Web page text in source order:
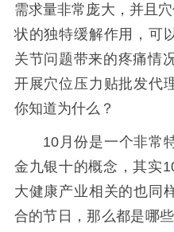
需求量非常庞大，并且
状的独特缓解作用，可
关节问题带来的疼痛情
开展穴位压力贴批发代
你知道为什么？
10月份是一个非常特
金九银十的概念，其实
大健康产业相关的也同
合的节日，那么都是哪